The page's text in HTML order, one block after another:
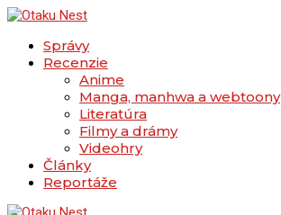
Správy
Recenzie
Anime
Manga, manhwa a webtoony
Literatúra
Filmy a drámy
Videohry
Články
Reportáže